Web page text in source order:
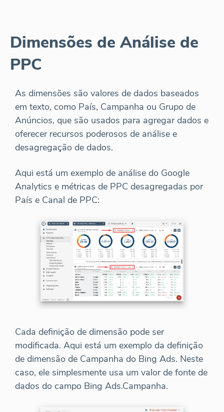
Dimensões de Análise de
PPC
As dimensões são valores de dados baseados
em texto, como País, Campanha ou Grupo de
Anúncios, que são usados para agregar dados e
oferecer recursos poderosos de análise e
desagregação de dados.
Aqui está um exemplo de análise do Google
Analytics e métricas de PPC desagregadas por
País e Canal de PPC:
Cada definição de dimensão pode ser
modificada. Aqui está um exemplo da definição
de dimensão de Campanha do Bing Ads. Neste
caso, ele simplesmente usa um valor de fonte de
dados do campo Bing Ads.Campanha.